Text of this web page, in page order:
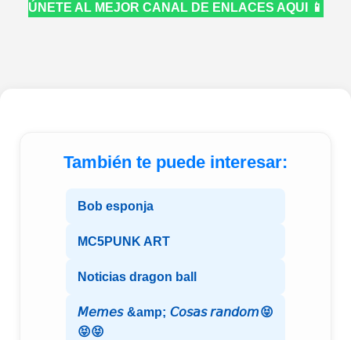
ÚNETE AL MEJOR CANAL DE ENLACES AQUI 📱
También te puede interesar:
Bob esponja
MC5PUNK ART
Noticias dragon ball
𝘔𝘦𝘮𝘦𝘴 &amp; 𝘊𝘰𝘴𝘢𝘴 𝘳𝘢𝘯𝘥𝘰𝘮😝
😝😝